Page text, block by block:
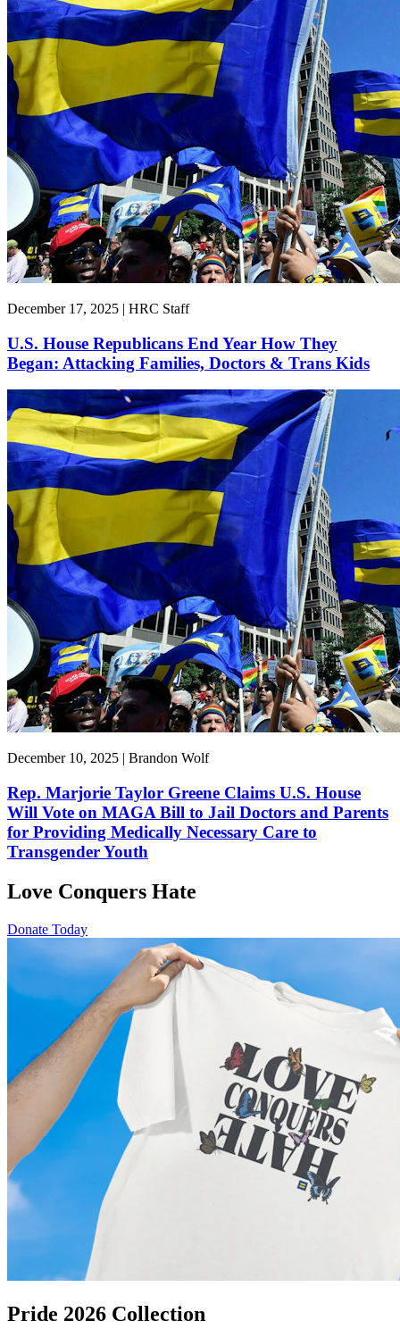
December 17, 2025 | HRC Staff
U.S. House Republicans End Year How They
Began: Attacking Families, Doctors & Trans Kids
December 10, 2025 | Brandon Wolf
Rep. Marjorie Taylor Greene Claims U.S. House
Will Vote on MAGA Bill to Jail Doctors and Parents
for Providing Medically Necessary Care to
Transgender Youth
Love Conquers Hate
Donate Today
Pride 2026 Collection